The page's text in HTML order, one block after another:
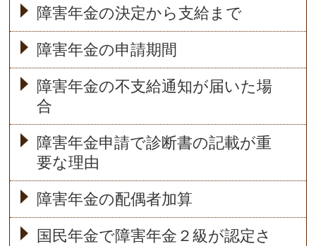
障害年金の決定から支給まで
障害年金の申請期間
障害年金の不支給通知が届いた場
合
障害年金申請で診断書の記載が重
要な理由
障害年金の配偶者加算
国民年金で障害年金２級が認定さ